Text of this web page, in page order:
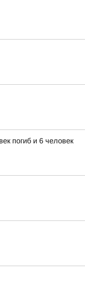
погиб и 6 человек